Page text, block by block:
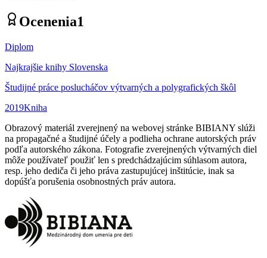
Ocenenia1
Diplom
Najkrajšie knihy Slovenska
Študijné práce poslucháčov výtvarných a polygrafických škôl
2019Kniha
Obrazový materiál zverejnený na webovej stránke BIBIANY slúži
na propagačné a študijné účely a podlieha ochrane autorských práv
podľa autorského zákona. Fotografie zverejnených výtvarných diel
môže používateľ použiť len s predchádzajúcim súhlasom autora,
resp. jeho dediča či jeho práva zastupujúcej inštitúcie, inak sa
dopúšťa porušenia osobnostných práv autora.